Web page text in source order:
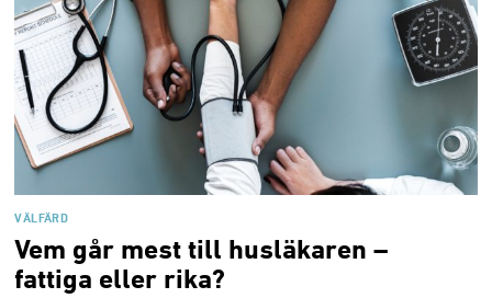
VÄLFÄRD
Vem går mest till husläkaren –
fattiga eller rika?